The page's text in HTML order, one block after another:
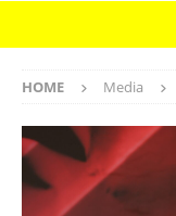
HOME Media